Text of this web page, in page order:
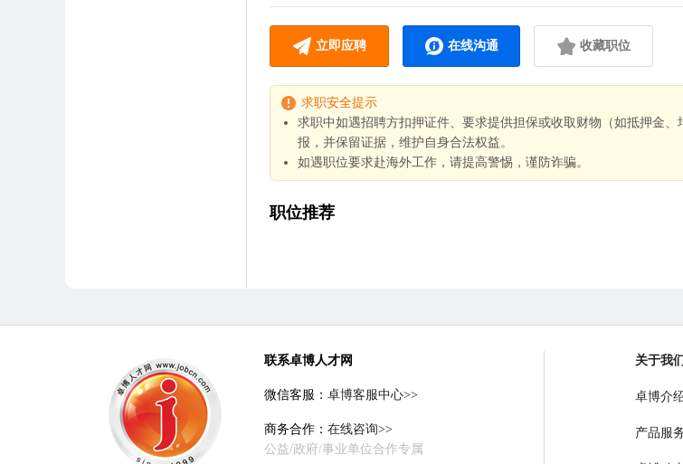
立即应聘 在线沟通 收藏职位
求职安全提示
求职中如遇招聘方扣押证件、要求提供担保或收取财物（如抵押金
报，并保留证据，维护自身合法权益。
如遇职位要求赴海外工作，请提高警惕，谨防诈骗。
职位推荐
联系卓博人才网
微信客服： 卓博客服中心>>
商务合作： 在线咨询>>
公益/政府/事业单位合作专属
关于我们
卓博介
产品服